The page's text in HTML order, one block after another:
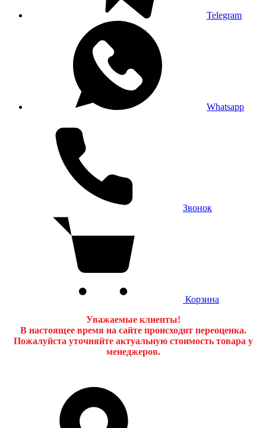
Telegram
Whatsapp
Звонок
Корзина
Уважаемые клиенты!
В настоящее время на сайте происходит переоценка.
Пожалуйста уточняйте актуальную стоимость товара у
менеджеров.